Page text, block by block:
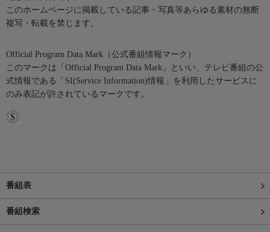
このホームページに掲載している記事・写真等あらゆる素材の無断
複写・転載を禁じます。
Official Program Data Mark（公式番組情報マーク）
このマークは「Official Program Data Mark」といい、テレビ番組の公
式情報である「SI(Service Information)情報」を利用したサービスに
のみ表記が許されているマークです。
番組表
番組検索